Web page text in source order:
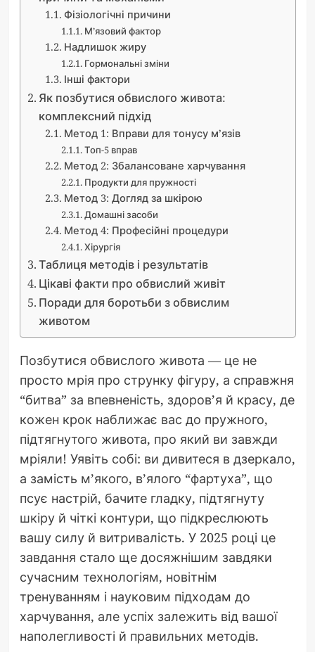
Фізіологічні причини
М’язовий фактор
Надлишок жиру
Гормональні зміни
Інші фактори
Як позбутися обвислого живота:
комплексний підхід
Метод 1: Вправи для тонусу м’язів
Топ-5 вправ
Метод 2: Збалансоване харчування
Продукти для пружності
Метод 3: Догляд за шкірою
Домашні засоби
Метод 4: Професійні процедури
Хірургія
Таблиця методів і результатів
Цікаві факти про обвислий живіт
Поради для боротьби з обвислим
животом
Позбутися обвислого живота — це не
просто мрія про струнку фігуру, а справжня
“битва” за впевненість, здоров’я й красу, де
кожен крок наближає вас до пружного,
підтягнутого живота, про який ви завжди
мріяли! Уявіть собі: ви дивитеся в дзеркало,
а замість м’якого, в’ялого “фартуха”, що
псує настрій, бачите гладку, підтягнуту
шкіру й чіткі контури, що підкреслюють
вашу силу й витривалість. У 2025 році це
завдання стало ще досяжнішим завдяки
сучасним технологіям, новітнім
тренуванням і науковим підходам до
харчування, але успіх залежить від вашої
наполегливості й правильних методів.